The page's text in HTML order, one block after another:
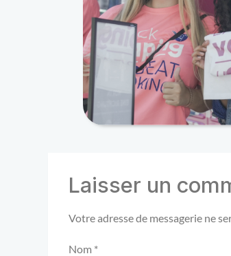
Laisser un
Votre adresse de messagerie ne
Nom *